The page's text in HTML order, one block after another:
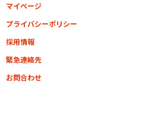
マイページ
プライバシーポリシー
採用情報
緊急連絡先
お問合わせ